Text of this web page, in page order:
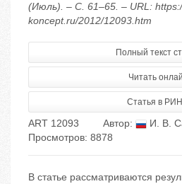
(Июль). – С. 61–65. – URL:
koncept.ru/2012/12093.htm
Полный текст
Читать
Статья в
ART 12093 Автор:
И. В.
Просмотров: 8878
В статье рассматриваются